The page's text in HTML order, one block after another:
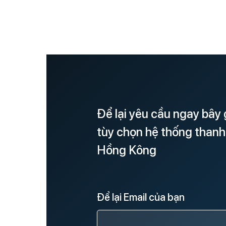
Để lại yêu cầu ngay bây
tùy chọn hệ thống
Hồng Kông
Để lại Email của bạn